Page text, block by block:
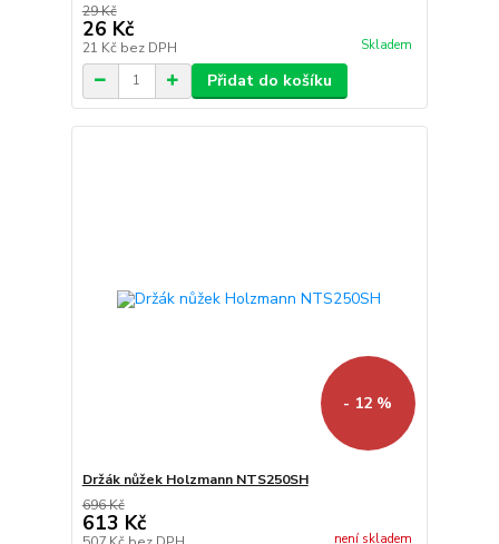
29 Kč
26 Kč
21 Kč bez DPH Skladem
Přidat do košíku
- 12 %
Držák nůžek Holzmann NTS250SH
696 Kč
613 Kč
není skladem